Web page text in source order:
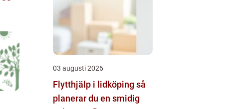
03 augusti 2026
Flytthjälp i lidköping så
planerar du en smidig